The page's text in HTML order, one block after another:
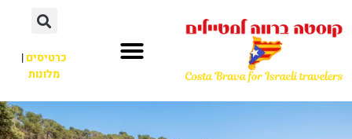
כרטיסים|
מלונות